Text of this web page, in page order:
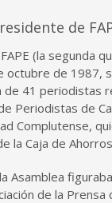
de
(la segunda
de 1987,
de 41 periodistas
Periodistas de
Complutense,
la Caja de
Asamblea
de la